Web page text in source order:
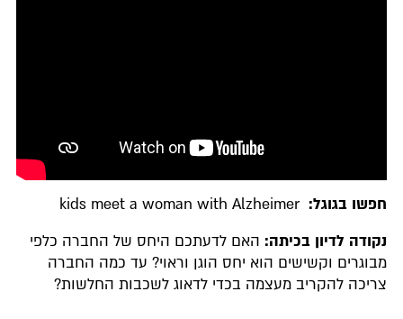
חפשו בגוגל: kids meet a woman with Alzheimer
נקודה לדיון בכיתה: האם לדעתכם היחס של החברה כלפי
מבוגרים וקשישים הוא יחס הוגן וראוי? עד כמה החברה
צריכה להקריב מעצמה בכדי לדאוג לשכבות החלשות?